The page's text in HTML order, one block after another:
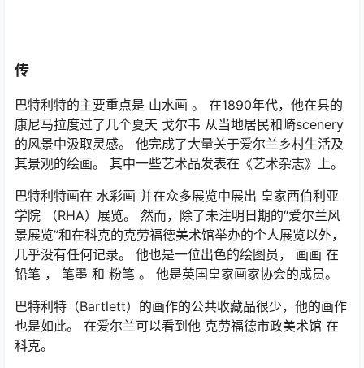
传
巴特利特的主要重点是 山水画 。 在1890年代，他在县的
康尼马拉度过了几个夏天 戈尔韦 从当地居民和崎scenery
的风景中汲取灵感。 他完成了大量关于爱尔兰乡村生活及
其景观的绘画。 其中一些艺术品发表在《艺术杂志》上。
巴特利特画在 水彩画 并在众多展览中展出 皇家西伯利亚
学院 （RHA）展览。 然而，除了未注明日期的“爱尔兰风
景展览”和在科克的克劳福德美术馆举办的个人展览以外，
几乎没有任何记录。 他也是一位出色的绘图员， 画画 在
铅笔 ， 笔墨 和 粉笔 。 他是英国皇家画家协会的成员。
巴特利特（Bartlett）的画作的公共收藏品很少，他的画作
也是如此。 在爱尔兰可以看到他 克劳福德市政美术馆 在
科克。